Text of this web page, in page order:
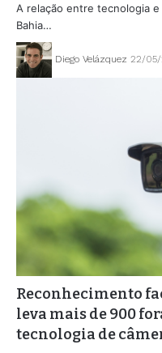
A relação entre tecnologia
Bahia…
Diego Velázquez 22/
Reconhecimento
leva mais de 900
tecnologia de